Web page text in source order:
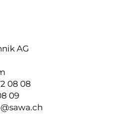
AG
08 08
09